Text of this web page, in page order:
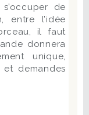
de
entre l’idée
il faut
donnera
unique,
demandes